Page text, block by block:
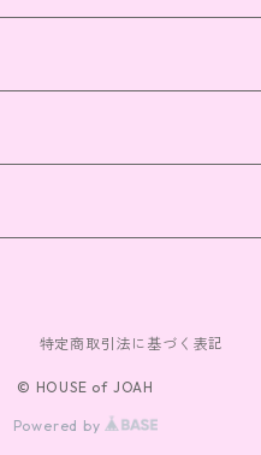
特定商取引法に基づく表記
© HOUSE of JOAH
Powered by